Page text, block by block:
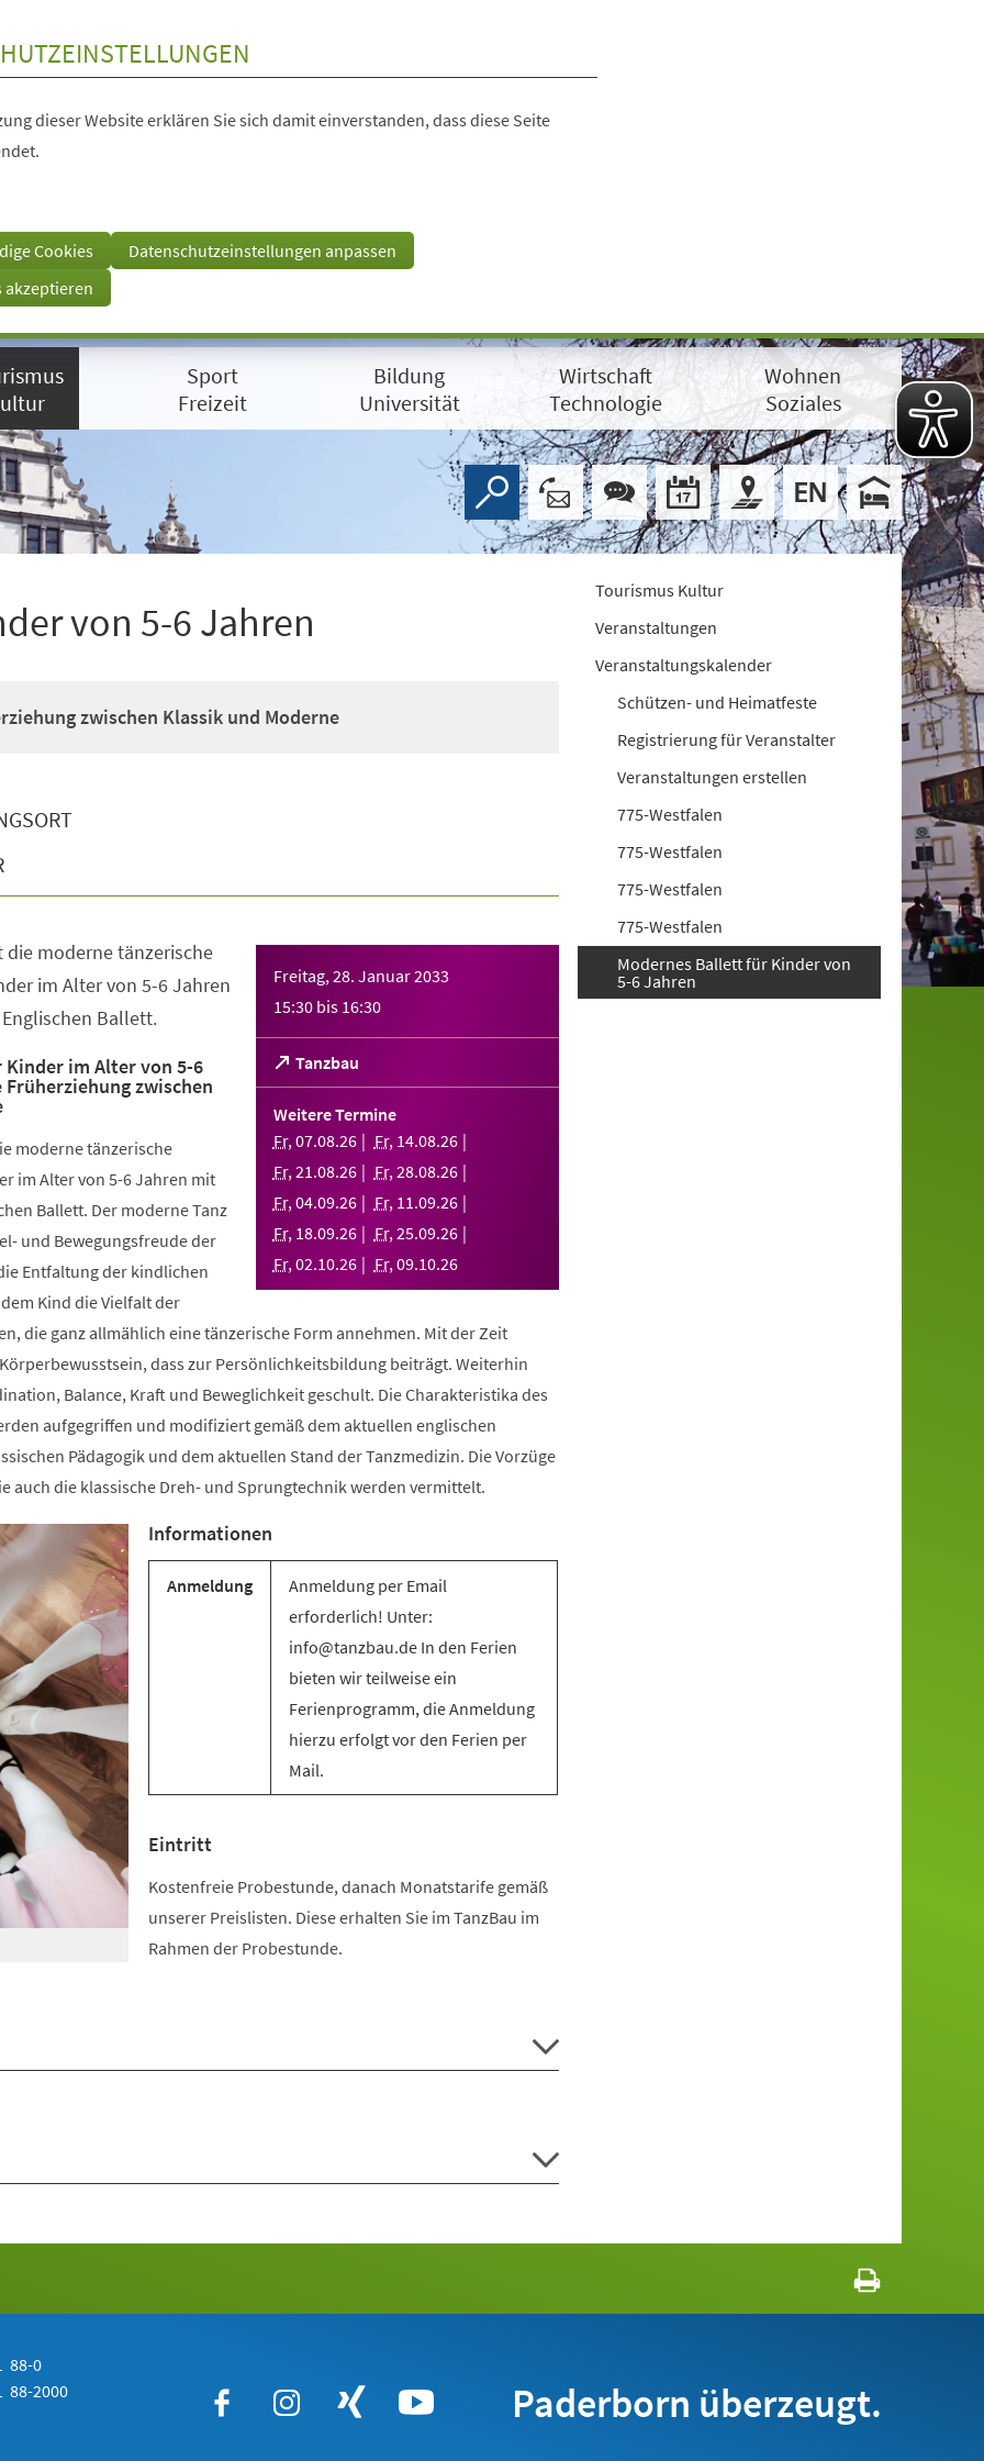
dieser Website erklären Sie sich damit einverstanden, dass diese Seite
Cookies
Datenschutzeinstellungen anpassen
akzeptieren
Sport
Freizeit
Bildung
Universität
Wirtschaft
Technologie
Wohnen
Soziales
von 5-6 Jahren
zwischen Klassik und Moderne
Freitag, 28. Januar 2033
15:30 bis 16:30
Tanzbau
(Öffnet
in
einem
Tab)
Weitere Termine
Fr,07.08.26 Fr, 14.08.26
Fr,21.08.26 Fr,28.08.26
Fr,04.09.26 Fr, 11.09.26
Fr, 18.09.26 Fr,25.09.26
Fr,02.10.26 Fr,09.10.26
die moderne tänzerische
im Alter von 5-6 Jahren
Ballett.
im Alter von 5-6
zwischen
moderne tänzerische
im Alter von 5-6 Jahren mit
Ballett. Der moderne Tanz
und Bewegungsfreude der
Entfaltung der kindlichen
Kind die Vielfalt der
die ganz allmählich eine tänzerische Form annehmen. Mit der Zeit
dass zur Persönlichkeitsbildung beiträgt. Weiterhin
Balance, Kraft und Beweglichkeit geschult. Die Charakteristika des
aufgegriffen und modifiziert gemäß dem aktuellen englischen
Pädagogik und dem aktuellen Stand der Tanzmedizin. Die Vorzüge
auch die klassische Dreh- und Sprungtechnik werden vermittelt.
Informationen
Anmeldung
Anmeldung per Email
erforderlich! Unter:
info@tanzbau.de In den Ferien
bieten wir teilweise ein
Ferienprogramm, die Anmeldung
hierzu erfolgt vor den Ferien per
Mail.
Eintritt
Kostenfreie Probestunde, danach Monatstarife gemäß
unserer Preislisten. Diese erhalten Sie im TanzBau im
Rahmen der Probestunde.
Tourismus Kultur
Veranstaltungen
Veranstaltungskalender
Schützen- und Heimatfeste
Registrierung für Veranstalter
Veranstaltungen erstellen
775-Westfalen
775-Westfalen
775-Westfalen
775-Westfalen
Modernes Ballett für Kinder von
5-6 Jahren
88-0
88-2000 Paderborn überzeugt.